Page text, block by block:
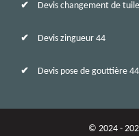
Devis changement de
Devis zingueur 44
Devis pose de gouttière 44
© 2024 -